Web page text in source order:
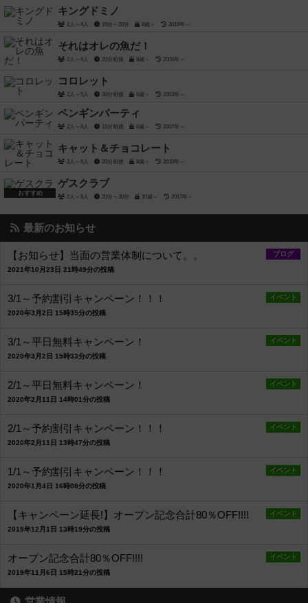
キングドミノ
2人～4人 15分～20分 8歳～ 2016年～
それはオレの魚だ！
2人～4人 20分前後 8歳～ 2005年～
コロレット
2人～5人 30分前後 8歳～ 2003年～
ペンギンパーティ
2人～6人 15分前後 6歳～ 2007年～
キャット＆チョコレート
3人～6人 20分前後 8歳～ 2010年～
おすすめ
ゲスクラブ
2人～8人 20分～30分 10歳～ 2017年～
最新のお知らせ
ブログ
【お知らせ】当面の営業体制について。。
2021年10月23日 21時49分の投稿
イベント
3/1～予約割引キャンペーン！！！
2020年3月2日 15時35分の投稿
イベント
3/1～平日無料キャンペーン！
2020年3月2日 15時33分の投稿
イベント
2/1～平日無料キャンペーン！
2020年2月11日 14時01分の投稿
イベント
2/1～予約割引キャンペーン！！！
2020年2月11日 13時47分の投稿
イベント
1/1～予約割引キャンペーン！！！
2020年1月4日 16時08分の投稿
イベント
【キャンペーン延長!】オープン記念合計80％OFF!!!!
2019年12月1日 13時19分の投稿
イベント
オープン記念合計80％OFF!!!!
2019年11月6日 15時21分の投稿